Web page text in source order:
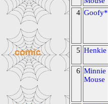
4 Goofy*
5 Henkie
6 Minnie
Mouse